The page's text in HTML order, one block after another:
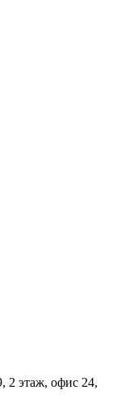
2 этаж, офис 24,